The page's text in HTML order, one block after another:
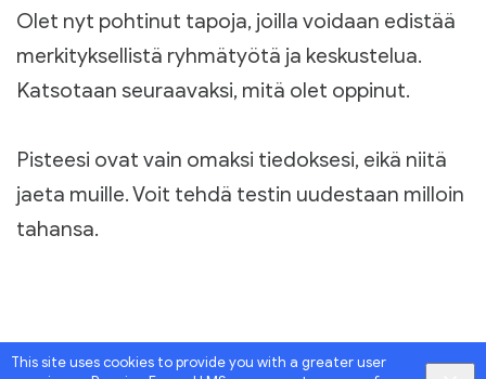
This site uses cookies to provide you with a greater user
Olet nyt pohtinut tapoja, joilla voidaan edistää
merkityksellistä ryhmätyötä ja keskustelua.
Katsotaan seuraavaksi, mitä olet oppinut.
Pisteesi ovat vain omaksi tiedoksesi, eikä niitä
jaeta muille. Voit tehdä testin uudestaan milloin
tahansa.